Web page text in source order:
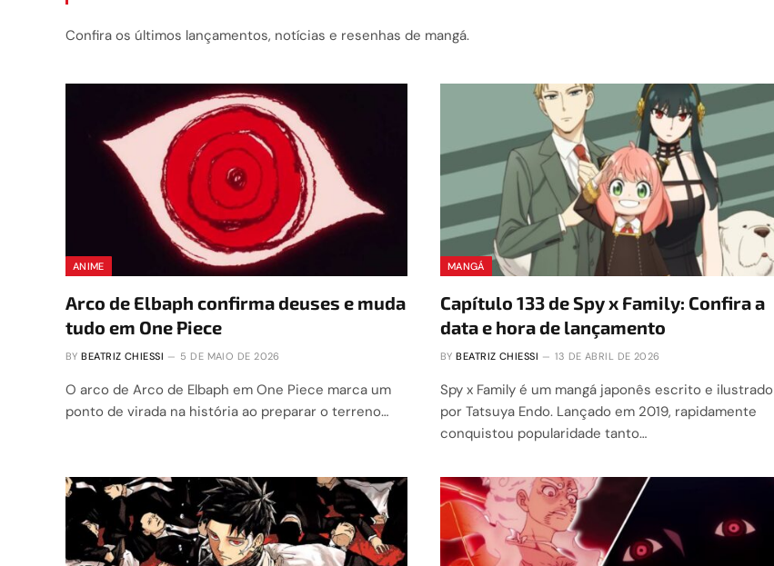
Confira os últimos lançamentos, notícias e resenhas de mangá.
ANIME
Arco de Elbaph confirma deuses e muda
tudo em One Piece
BY BEATRIZ CHIESSI 5 DE MAIO DE 2026
O arco de Arco de Elbaph em One Piece marca um
ponto de virada na história ao preparar o terreno…
MANGÁ
Capítulo 133 de Spy x Family: Confira a
data e hora de lançamento
BY BEATRIZ CHIESSI 13 DE ABRIL DE 2026
Spy x Family é um mangá japonês escrito e ilustrado
por Tatsuya Endo. Lançado em 2019, rapidamente
conquistou popularidade tanto…